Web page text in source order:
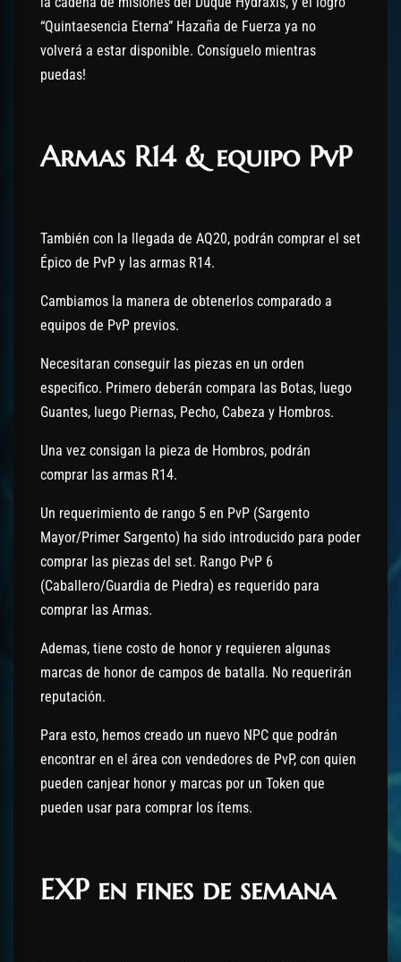
“Quintaesencia Eterna” Hazaña de Fuerza ya no
volverá a estar disponible. Consíguelo mientras
puedas!
Armas R14 & equipo PvP
También con la llegada de AQ20, podrán comprar el set
Épico de PvP y las armas R14.
Cambiamos la manera de obtenerlos comparado a
equipos de PvP previos.
Necesitaran conseguir las piezas en un orden
especifico. Primero deberán compara las Botas, luego
Guantes, luego Piernas, Pecho, Cabeza y Hombros.
Una vez consigan la pieza de Hombros, podrán
comprar las armas R14.
Un requerimiento de rango 5 en PvP (Sargento
Mayor/Primer Sargento) ha sido introducido para poder
comprar las piezas del set. Rango PvP 6
(Caballero/Guardia de Piedra) es requerido para
comprar las Armas.
Ademas, tiene costo de honor y requieren algunas
marcas de honor de campos de batalla. No requerirán
reputación.
Para esto, hemos creado un nuevo NPC que podrán
encontrar en el área con vendedores de PvP, con quien
pueden canjear honor y marcas por un Token que
pueden usar para comprar los ítems.
EXP en fines de semana